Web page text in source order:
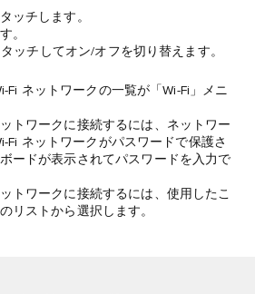
ッチします。
。
ッチしてオン/オフを切り替えます。
Fi ネットワークの一覧が「Wi-Fi」メニ
トワークに接続するには、ネットワー
Fi ネットワークがパスワードで保護さ
ードが表示されてパスワードを入力で
トワークに接続するには、使用したこ
リストから選択します。